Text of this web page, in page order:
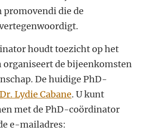
promovendi die de
houdt toezicht op het
organiseert de bijeenkomsten
De huidige PhD-
Dr. Lydie Cabane. U kunt
met de PhD-coördinator
e-mailadres: